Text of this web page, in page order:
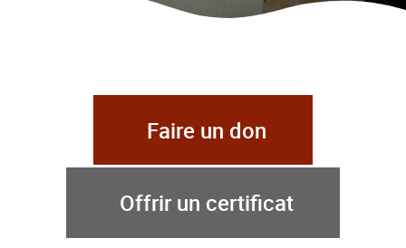
Faire un don
Offrir un certificat